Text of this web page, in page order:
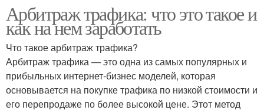
Арбитраж трафика: что это такое и
как на нем заработать
Что такое арбитраж трафика?
Арбитраж трафика — это одна из самых популярных и
прибыльных интернет-бизнес моделей, которая
основывается на покупке трафика по низкой стоимости и
его перепродаже по более высокой цене. Этот метод